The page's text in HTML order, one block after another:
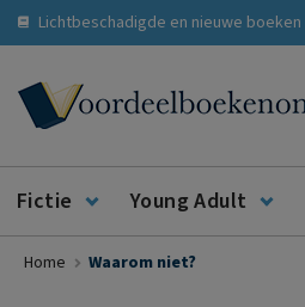
Lichtbeschadigde en nieuwe boeken
Fictie Young Adult
Home Waarom niet?